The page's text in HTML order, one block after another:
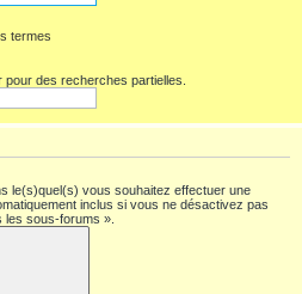
termes
des recherches partielles.
le(s)quel(s) vous souhaitez effectuer une
inclus si vous ne désactivez pas
les sous-forums ».